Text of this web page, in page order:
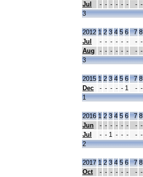
Jul
- - - - - - - -
3
2012 1 2 3 4 5 6 7 8
Jul
- - - - - - - -
Aug
- - - - - - - -
3
2015 1 2 3 4 5 6 7 8
Dec
- - - - - 1 - -
1
2016 1 2 3 4 5 6 7 8
Jun
- - - - - - - -
Jul
- - 1 - - - - -
2
2017 1 2 3 4 5 6 7 8
Oct
- - - - - - - -